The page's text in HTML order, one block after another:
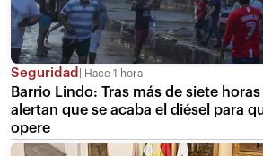
Seguridad Hace 1 hora
Barrio Lindo: Tras más de siete
alertan que se acaba el diésel para
opere